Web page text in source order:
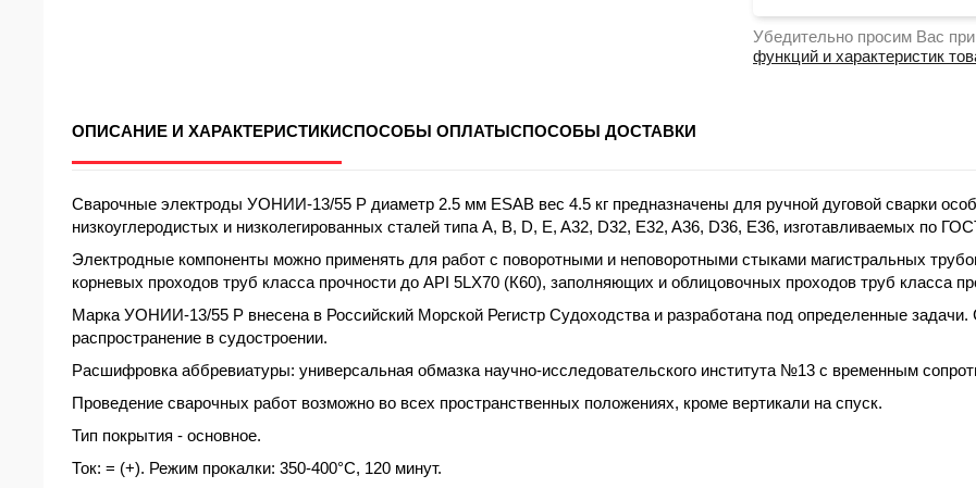
Убедительно просим Вас
функций и характеристик
ОПИСАНИЕ И ХАРАКТЕРИСТИКИСПОСОБЫ ОПЛАТЫСПОСОБЫ ДОСТАВКИ
Сварочные электроды УОНИИ-13/55 Р диаметр 2.5 мм ESAB вес 4.5 кг предназначены для ручной дуговой сварки
низкоуглеродистых и низколегированных сталей типа A, B, D, E, A32, D32, E32, A36, D36, E36, изготавливаемых по
Электродные компоненты можно применять для работ с поворотными и неповоротными стыками магистральных
корневых проходов труб класса прочности до API 5LX70 (К60), заполняющих и облицовочных проходов труб класса
Марка УОНИИ-13/55 Р внесена в Российский Морской Регистр Судоходства и разработана под определенные
распространение в судостроении.
Расшифровка аббревиатуры: универсальная обмазка научно-исследовательского института №13 с временным
Проведение сварочных работ возможно во всех пространственных положениях, кроме вертикали на спуск.
Тип покрытия - основное.
Ток: = (+). Режим прокалки: 350-400°С, 120 минут.